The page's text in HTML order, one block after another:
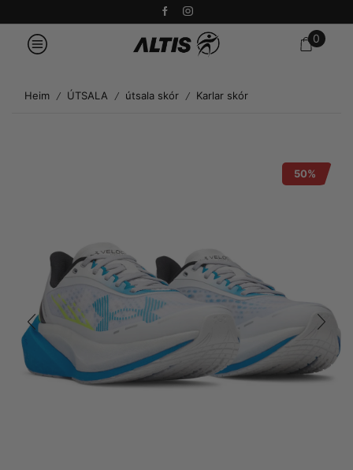
0
Heim / ÚTSALA / útsala skór / Karlar skór
50%